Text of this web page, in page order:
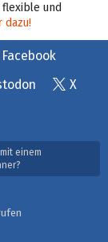
und
dazu!
Facebook
X
einem